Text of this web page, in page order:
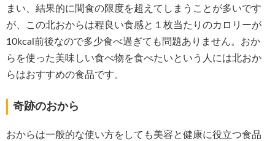
まい、結果的に間食の限度を超えてしまうことが多いです
が、この北おからは程良い食感と１枚当たりのカロリーが
10kcal前後なので多少食べ過ぎても問題ありません。おか
らを使った美味しい食べ物を食べたいという人には北おか
らはおすすめの食品です。
奇跡のおから
おからは一般的な使い方をしても美容と健康に役立つ食品